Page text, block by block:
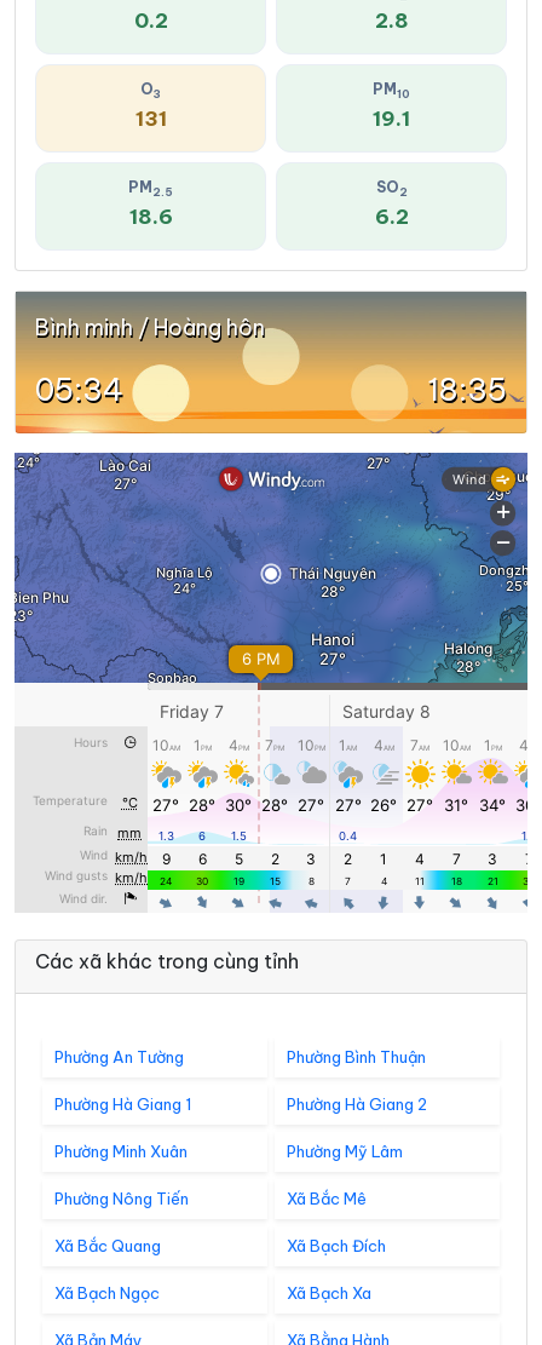
0.2 2.8
O3
131
PM 10
19.1
PM 2.5
18.6
SO2
6.2
Bình minh / Hoàng hôn
05:34 18:35
Các xã khác trong cùng tỉnh
Phường An Tường Phường Bình Thuận
Phường Hà Giang 1 Phường Hà Giang 2
Phường Minh Xuân Phường Mỹ Lâm
Phường Nông Tiến Xã Bắc Mê
Xã Bắc Quang Xã Bạch Đích
Xã Bạch Ngọc Xã Bạch Xa
Xã Bản Máy Xã Bằng Hành